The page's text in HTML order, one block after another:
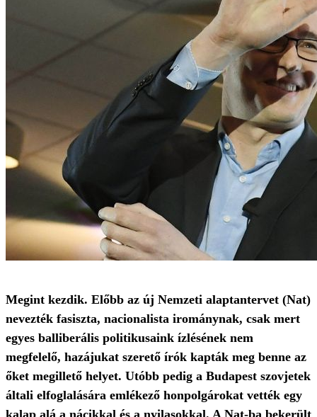
Megint kezdik. Előbb az új Nemzeti alaptantervet (Nat)
nevezték fasiszta, nacionalista irománynak, csak mert
egyes balliberális politikusaink ízlésének nem
megfelelő, hazájukat szerető írók kapták meg benne az
őket megillető helyet. Utóbb pedig a Budapest szovjetek
általi elfoglalására emlékező honpolgárokat vették egy
kalap alá a nácikkal és a nyilasokkal. A Nat-ba bekerült